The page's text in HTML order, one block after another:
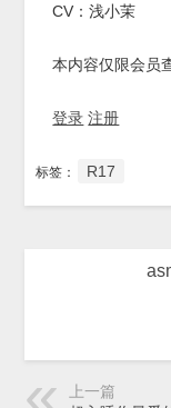
CV：浅小茉
本内容仅限会员
登录 注册
标签： R17
上一篇